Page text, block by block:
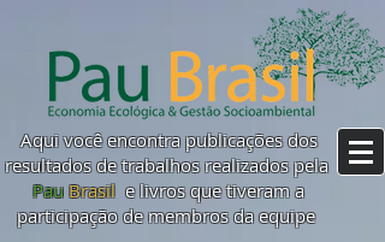
Aqui você encontra publicações dos
resultados de trabalhos realizados pela
Pau Brasil e livros que tiveram a
participação de membros da equipe